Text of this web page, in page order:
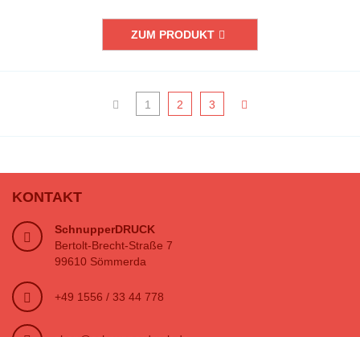
ZUM PRODUKT
1 2 3
KONTAKT
SchnupperDRUCK
Bertolt-Brecht-Straße 7
99610 Sömmerda
+49 1556 / 33 44 778